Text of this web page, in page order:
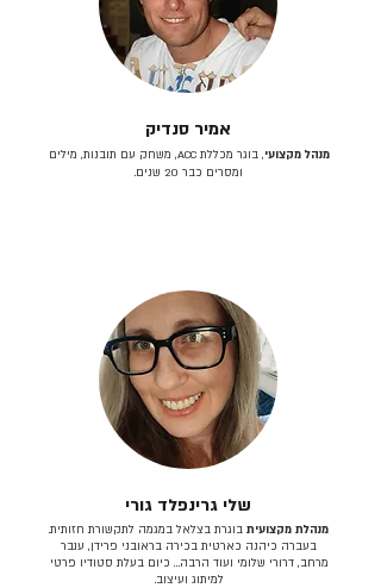
אמיר סנדיק
מנהל מקצועי
, בוגר מכללת ACC, משחק עם תובנות, מילים
ומסרים כבר 20 שנים.
שלי גרינפלד גורי
מנהלת מקצועית בוגרת בצלאל במגמה לתקשורת חזותית.
בעברה כיהנה כארטית בכירה בראובני פרידן, ענבר
מרחב, דרורי שלומי ועוד הרבה… כיום בעלת סטודיו פרטי
למיתוג ועיצוב.